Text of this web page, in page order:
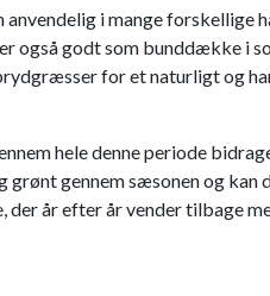
i mange forskellige
også godt som bunddække i
for et naturligt og
hele denne periode
gennem sæsonen og kan
år efter år vender tilbage